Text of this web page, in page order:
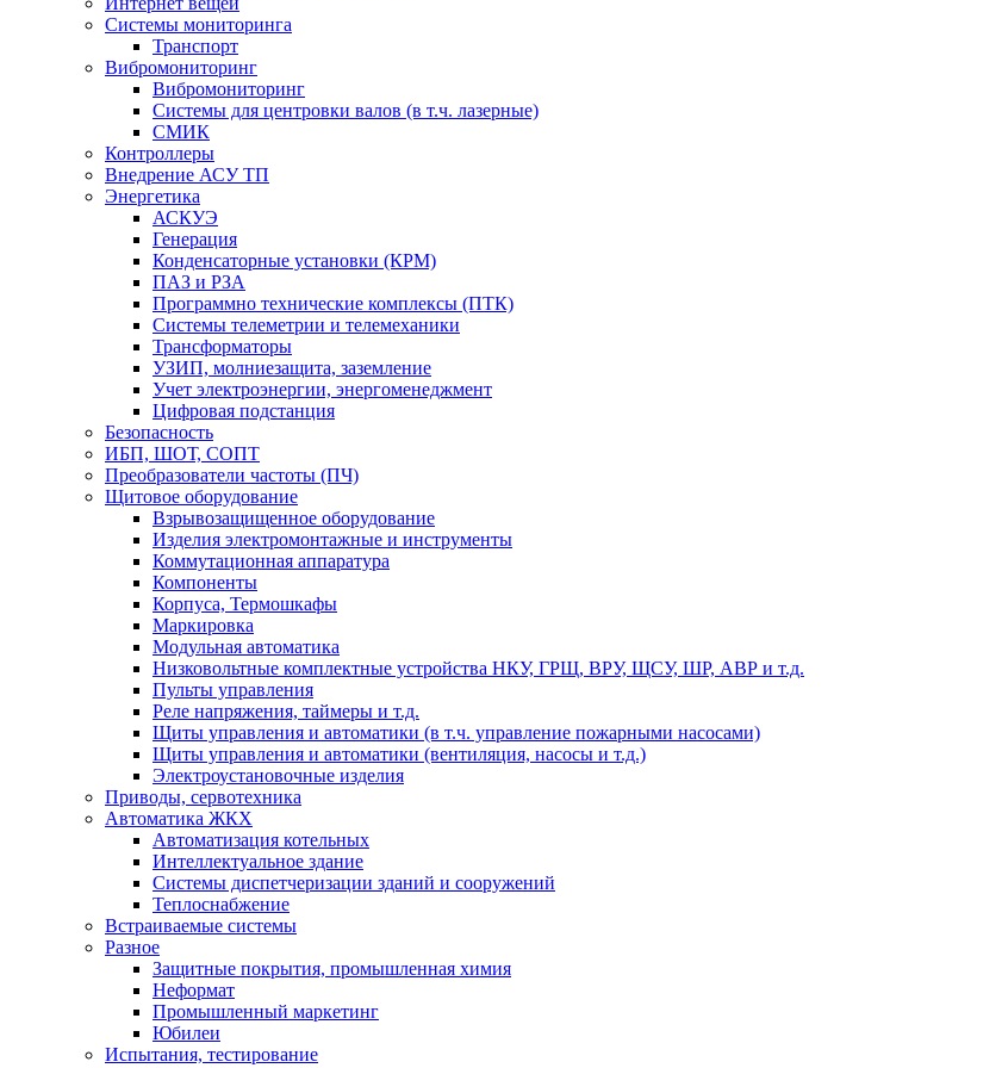
Системы мониторинга
Транспорт
Вибромониторинг
Вибромониторинг
Системы для центровки валов (в т.ч. лазерные)
СМИК
Контроллеры
Внедрение АСУ ТП
Энергетика
АСКУЭ
Генерация
Конденсаторные установки (КРМ)
ПАЗ и РЗА
Программно технические комплексы (ПТК)
Системы телеметрии и телемеханики
Трансформаторы
УЗИП, молниезащита, заземление
Учет электроэнергии, энергоменеджмент
Цифровая подстанция
Безопасность
ИБП, ШОТ, СОПТ
Преобразователи частоты (ПЧ)
Щитовое оборудование
Взрывозащищенное оборудование
Изделия электромонтажные и инструменты
Коммутационная аппаратура
Компоненты
Корпуса, Термошкафы
Маркировка
Модульная автоматика
Низковольтные комплектные устройства НКУ, ГРЩ, ВРУ, ЩСУ, ШР, АВР и т.д.
Пульты управления
Реле напряжения, таймеры и т.д.
Щиты управления и автоматики (в т.ч. управление пожарными насосами)
Щиты управления и автоматики (вентиляция, насосы и т.д.)
Электроустановочные изделия
Приводы, сервотехника
Автоматика ЖКХ
Автоматизация котельных
Интеллектуальное здание
Системы диспетчеризации зданий и сооружений
Теплоснабжение
Встраиваемые системы
Разное
Защитные покрытия, промышленная химия
Неформат
Промышленный маркетинг
Юбилеи
Испытания, тестирование